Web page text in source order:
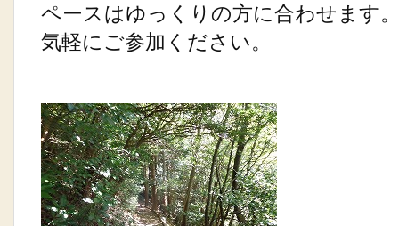
ペースはゆっくりの方に合わせます
気軽にご参加ください。